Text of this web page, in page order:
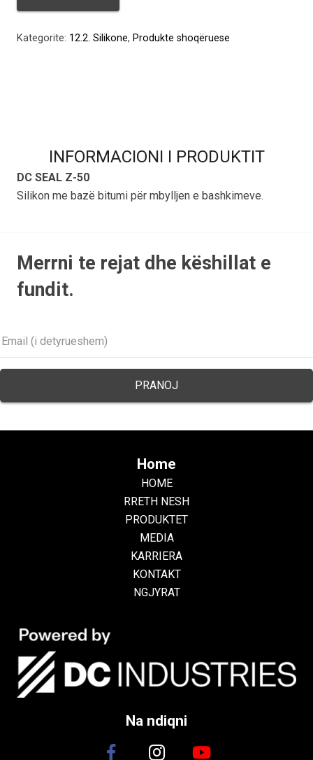
Kategorite: 12.2. Silikone, Produkte shoqëruese
INFORMACIONI I PRODUKTIT
DC SEAL Z-50
Silikon me bazë bitumi për mbylljen e bashkimeve.
Merrni te rejat dhe këshillat e
fundit.
Home
HOME
RRETH NESH
PRODUKTET
MEDIA
KARRIERA
KONTAKT
NGJYRAT
Na ndiqni